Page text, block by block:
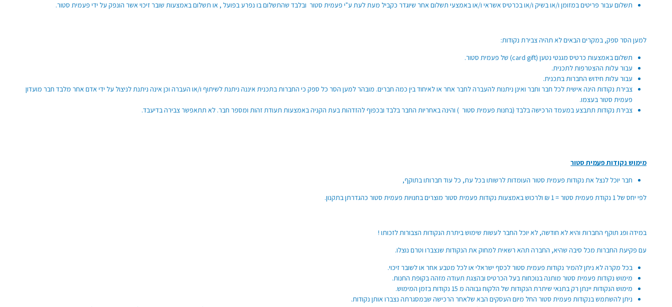
תשלום עבור פריטים במזומן ו/או בשיק ו/או בכרטיס אשראי ו/או באמצעי תשלום אחר שיוגדר כקביל מעת לעת ע"י פעמית סטור ובלבד שהתשלום בו נפרע בפועל , או תשלום באמצעות שובר זיכוי אשר הונפק על ידי פעמית סטור.
למען הסר ספק, במקרים הבאים לא תהיה צבירת נקודות:
תשלום באמצעות כרטיס מגנטי נטען (card gift) של פעמית סטור.
עבור עלות ההצטרפות לתכנית.
עבור עלות חידוש החברות בתכנית.
צבירת נקודות הינה אישית לכל חבר וחבר ואינן ניתנות להעברה לחבר אחר או לאיחוד בין כמה חברים. מובהר למען הסר כל ספק כי החברות בתכנית איננה ניתנת לשיתוף ו/או העברה וכן אינה ניתנת לניצול על ידי אדם אחר מלבד חבר מועדון
פעמית סטור בעצמו.
צבירת נקודות תתבצע במעמד הרכישה בלבד (בחנות פעמית סטור ) והינה באחריות החבר בלבד ובכפוף להזדהות בעת הקניה באמצעות תעודת זהות ומספר חבר. לא תתאפשר צבירה בדיעבד.
מימוש נקודות פעמית סטור
חבר יוכל לנצל את נקודות פעמית סטור העומדות לרשותו בכל עת, כל עוד חברותו בתוקף,
לפי יחס של 1 נקודת פעמית סטור = 1 ₪ ולרכוש באמצעות נקודות פעמית סטור מוצרים בחנויות פעמית סטור כהגדרתן בתקנון.
במידה ופג תוקף החברות והיא לא חודשה, לא יוכל החבר לעשות שימוש ביתרת הנקודות הצבורות לזכותו !
עם פקיעת החברות מכל סיבה שהיא, החברה תהא רשאית למחוק את הנקודות שנצברו וטרם נוצלו.
בכל מקרה לא ניתן להמיר נקודות פעמית סטור לכסף ישראלי או לכל מטבע אחר או לשובר זיכוי.
מימוש נקודות פעמית סטור מותנה בנוכחות בעל הכרטיס ובהצגת תעודה מזהה בקופת החנות.
מימוש הנקודות יינתן רק בתנאי שיתרת הנקודות של הלקוח גבוהה מ 15 נקודות בזמן המימוש.
ניתן להשתמש בנקודות פעמית סטור החל מיום העסקים הבא שלאחר הרכישה שבמסגרתה נצברו אותן נקודות.